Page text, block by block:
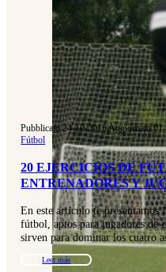
Pubblicato 24-10-2016|Aggiornato 01-
Fútbol
20 EJERCICIOS DE
ENTRENADORES Y
En este artículo te presentamos
fútbol, aptos para jugadores de
sirven para dominar los cuatro
Leer más